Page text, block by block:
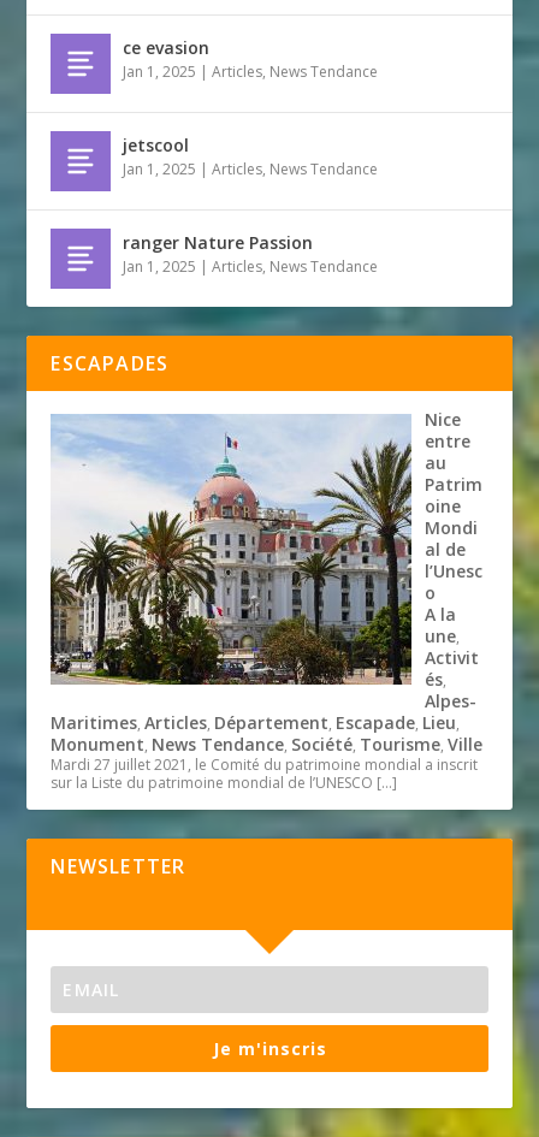
ce evasion
Jan 1, 2025 |Articles, News Tendance
jetscool
Jan 1, 2025 |Articles, News Tendance
ranger Nature Passion
Jan 1, 2025 |Articles, News Tendance
ESCAPADES
Nice
entre
au
Patrim
oine
Mondi
al de
l’Unesc
o
A la
une,
Activit
és,
Alpes-
Maritimes,Articles, Département, Escapade, Lieu,
Monument, News Tendance, Société, Tourisme,Ville
Mardi 27 juillet 2021, le Comité du patrimoine mondial a inscrit
sur la Liste du patrimoine mondial de l’UNESCO […]
NEWSLETTER
Je m'inscris